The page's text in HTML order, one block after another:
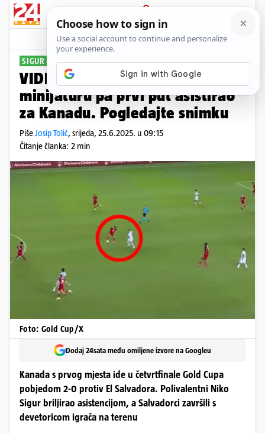
PRIJAVA
Sport Komentari
SIGUR U SJAJNOJ FORMI
VIDEO Hajdukovac je napravio
minijaturu pa prvi put asistirao
za Kanadu. Pogledajte snimku
PišeJosip Tolić, srijeda, 25.6.2025. u 09:15
Čitanje članka: 2 min
Foto: Gold Cup/X
Dodaj 24sata među omiljene izvore na Googleu
Kanada s prvog mjesta ide u četvrtfinale Gold Cupa
pobjedom 2-0 protiv El Salvadora. Polivalentni Niko
Sigur briljirao asistencijom, a Salvadorci završili s
devetoricom igrača na terenu